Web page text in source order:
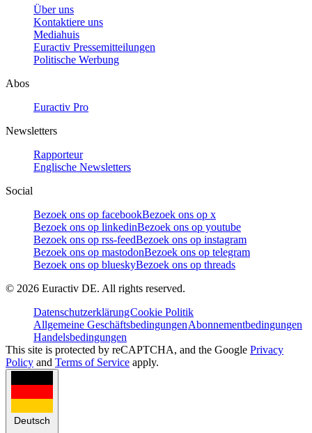
Über uns
Kontaktiere uns
Mediahuis
Euractiv Pressemitteilungen
Politische Werbung
Abos
Euractiv Pro
Newsletters
Rapporteur
Englische Newsletters
Social
Bezoek ons op facebookBezoek ons op x
Bezoek ons op linkedinBezoek ons op youtube
Bezoek ons op rss-feedBezoek ons op instagram
Bezoek ons op mastodonBezoek ons op telegram
Bezoek ons op blueskyBezoek ons op threads
© 2026 Euractiv DE. All rights reserved.
DatenschutzerklärungCookie Politik
Allgemeine GeschäftsbedingungenAbonnementbedingungen
Handelsbedingungen
This site is protected by reCAPTCHA, and the Google Privacy
Policy and Terms of Service apply.
Deutsch